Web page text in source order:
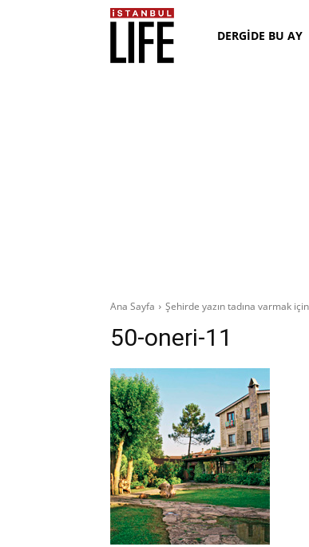
DERGİDE BU AY
Ana Sayfa Şehirde yazın tadına varmak
50-oneri-11